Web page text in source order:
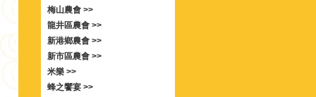
梅山農會 >>
龍井區農會 >>
新港鄉農會 >>
新市區農會 >>
米樂 >>
蜂之饗宴 >>